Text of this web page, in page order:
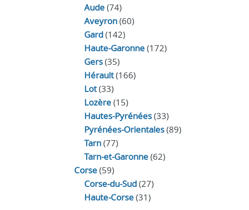
Aude(74)
Aveyron(60)
Gard(142)
Haute-Garonne(172)
Gers(35)
Hérault(166)
Lot(33)
Lozère(15)
Hautes-Pyrénées(33)
Pyrénées-Orientales(89)
Tarn(77)
Tarn-et-Garonne(62)
Corse(59)
Corse-du-Sud(27)
Haute-Corse(31)